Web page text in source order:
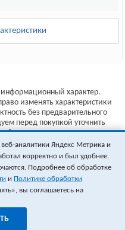
характер.
изменять характеристики
без предварительного
перед покупкой уточнить
производителя.
офертой (ст.435 ГК РФ).
у менеджера.
аналитики Яндекс Метрика и
корректно и был удобнее.
Подробнее об обработке
и Политике обработки
вы соглашаетесь на